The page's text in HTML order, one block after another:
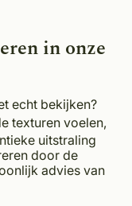
in onze
echt bekijken?
texturen voelen,
uitstraling
door de
advies van